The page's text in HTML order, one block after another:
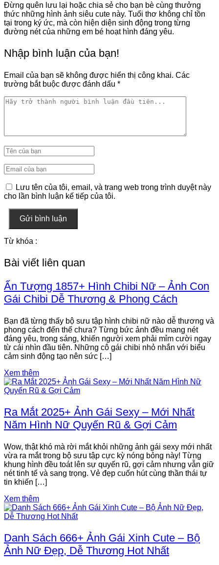
Đừng quên lưu lại hoặc chia sẻ cho bạn bè cùng thưởng
thức những hình ảnh siêu cute này. Tuổi thơ không chỉ tồn
tại trong ký ức, mà còn hiện diện sinh động trong từng
đường nét của những em bé hoạt hình đáng yêu.
Nhập bình luận của bạn!
Email của bạn sẽ không được hiển thị công khai. Các
trường bắt buộc được đánh dấu *
Lưu tên của tôi, email, và trang web trong trình duyệt này
cho lần bình luận kế tiếp của tôi.
Gửi bình luận
Từ khóa :
Bài viết liên quan
Ấn Tượng 1857+ Hình Chibi Nữ – Ảnh Con
Gái Chibi Dễ Thương & Phong Cách
Bạn đã từng thấy bộ sưu tập hình chibi nữ nào dễ thương và
phong cách đến thế chưa? Từng bức ảnh đều mang nét
đáng yêu, trong sáng, khiến người xem phải mỉm cười ngay
từ cái nhìn đầu tiên. Những cô gái chibi nhỏ nhắn với biểu
cảm sinh động tạo nên sức […]
Xem thêm
Ra Mắt 2025+ Ảnh Gái Sexy – Mới Nhất
Năm Hình Nữ Quyến Rũ & Gợi Cảm
Wow, thật khó mà rời mắt khỏi những ảnh gái sexy mới nhất
vừa ra mắt trong bộ sưu tập cực kỳ nóng bỏng này! Từng
khung hình đều toát lên sự quyến rũ, gợi cảm nhưng vẫn giữ
nét tinh tế và sang trọng. Vẻ đẹp cuốn hút cùng thần thái tự
tin khiến […]
Xem thêm
Danh Sách 666+ Ảnh Gái Xinh Cute – Bộ
Ảnh Nữ Đẹp, Dễ Thương Hot Nhất